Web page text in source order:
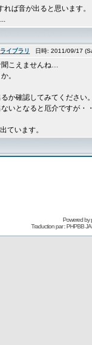
ば音が出ると思います。
イブラリ 日時: 2011/09/17
聞こえませんね…
。
か確認してみてください
いとなると厄介ですが・
ています。
Powered by
Traduction par : PHPBB